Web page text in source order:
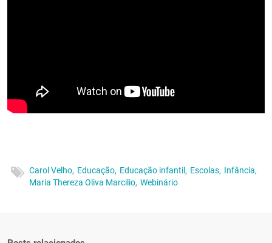
Carol Velho, Educação, Educação infantil, Escolas, Infância,
Maria Thereza Oliva Marcilio, Webinário